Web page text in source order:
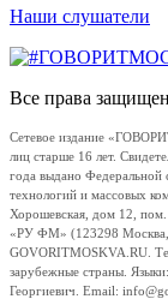
Наши слушатели
Все права
Сетевое издание
лиц старше 16 лет.
года выдано Федеральной
технологий и массовых
Хорошевская, дом 12, пом.
«РУ ФМ» (123298 Москва,
GOVORITMOSKVA.RU.
зарубежные страны.
Георгиевич. Email: